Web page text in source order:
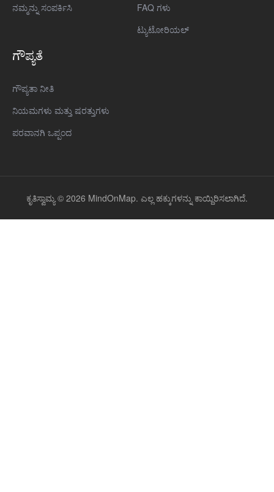
ನಮ್ಮನ್ನು ಸಂಪರ್ಕಿಸಿ
FAQ ಗಳು
ಟ್ಯುಟೋರಿಯಲ್
ಗೌಪ್ಯತೆ
ಗೌಪ್ಯತಾ ನೀತಿ
ನಿಯಮಗಳು ಮತ್ತು ಷರತ್ತುಗಳು
ಪರವಾನಗಿ ಒಪ್ಪಂದ
ಕೃತಿಸ್ವಾಮ್ಯ © 2026 MindOnMap. ಎಲ್ಲ ಹಕ್ಕುಗಳನ್ನು ಕಾಯ್ದಿರಿಸಲಾಗಿದೆ.